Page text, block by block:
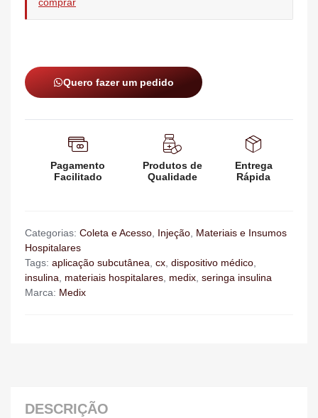
comprar
Quero fazer um pedido
Pagamento
Facilitado
Produtos de
Qualidade
Entrega
Rápida
Categorias: Coleta e Acesso, Injeção, Materiais e Insumos
Hospitalares
Tags: aplicação subcutânea, cx, dispositivo médico,
insulina, materiais hospitalares, medix, seringa insulina
Marca: Medix
DESCRIÇÃO